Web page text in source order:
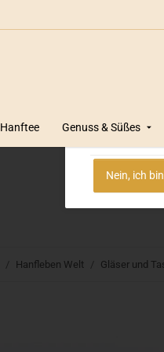
Hanftee Genuss & Süßes
Hanfleben Welt Gläser und
Nein, ich